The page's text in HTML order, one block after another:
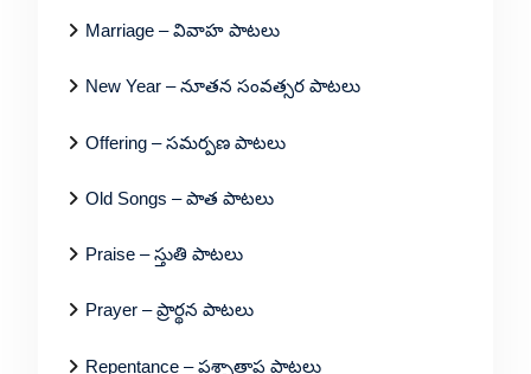
Marriage – వివాహ పాటలు
New Year – నూతన సంవత్సర పాటలు
Offering – సమర్పణ పాటలు
Old Songs – పాత పాటలు
Praise – స్తుతి పాటలు
Prayer – ప్రార్థన పాటలు
Repentance – పశ్చాత్తాప పాటలు